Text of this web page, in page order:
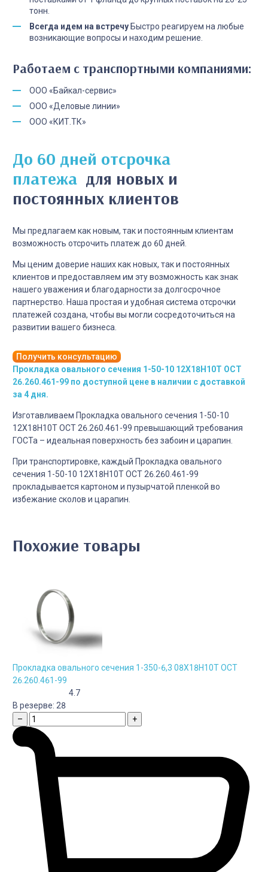
тонн.
Всегда идем на встречу Быстро реагируем на любые
возникающие вопросы и находим решение.
Работаем с транспортными компаниями:
ООО «Байкал-сервис»
ООО «Деловые линии»
ООО «КИТ.ТК»
До 60 дней отсрочка
платежа для новых и
постоянных клиентов
Мы предлагаем как новым, так и постоянным клиентам
возможность отсрочить платеж до 60 дней.
Мы ценим доверие наших как новых, так и постоянных
клиентов и предоставляем им эту возможность как знак
нашего уважения и благодарности за долгосрочное
партнерство. Наша простая и удобная система отсрочки
платежей создана, чтобы вы могли сосредоточиться на
развитии вашего бизнеса.
Получить консультацию
Прокладка овального сечения 1-50-10 12Х18Н10Т ОСТ
26.260.461-99 по доступной цене в наличии с доставкой
за 4 дня.
Изготавливаем Прокладка овального сечения 1-50-10
12Х18Н10Т ОСТ 26.260.461-99 превышающий требования
ГОСТа – идеальная поверхность без забоин и царапин.
При транспортировке, каждый Прокладка овального
сечения 1-50-10 12Х18Н10Т ОСТ 26.260.461-99
прокладывается картоном и пузырчатой пленкой во
избежание сколов и царапин.
Похожие товары
Прокладка овального сечения 1-350-6,3 08Х18Н10Т ОСТ
26.260.461-99
4.7
В резерве: 28
–
+